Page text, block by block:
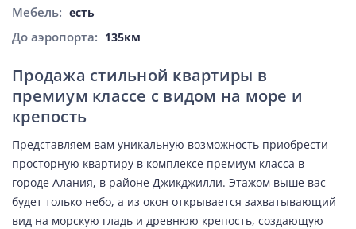
Мебель: есть
До аэропорта: 135км
Продажа стильной квартиры в
премиум классе с видом на море и
крепость
Представляем вам уникальную возможность приобрести
просторную квартиру в комплексе премиум класса в
городе Алания, в районе Джикджилли. Этажом выше вас
будет только небо, а из окон открывается захватывающий
вид на морскую гладь и древнюю крепость, создающую